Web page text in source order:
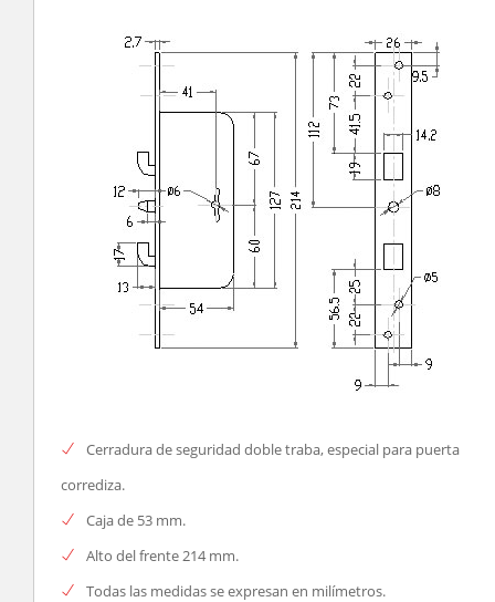
Cerradura de seguridad doble traba, especial para puerta
corrediza.
Caja de 53 mm.
Alto del frente 214 mm.
Todas las medidas se expresan en milímetros.